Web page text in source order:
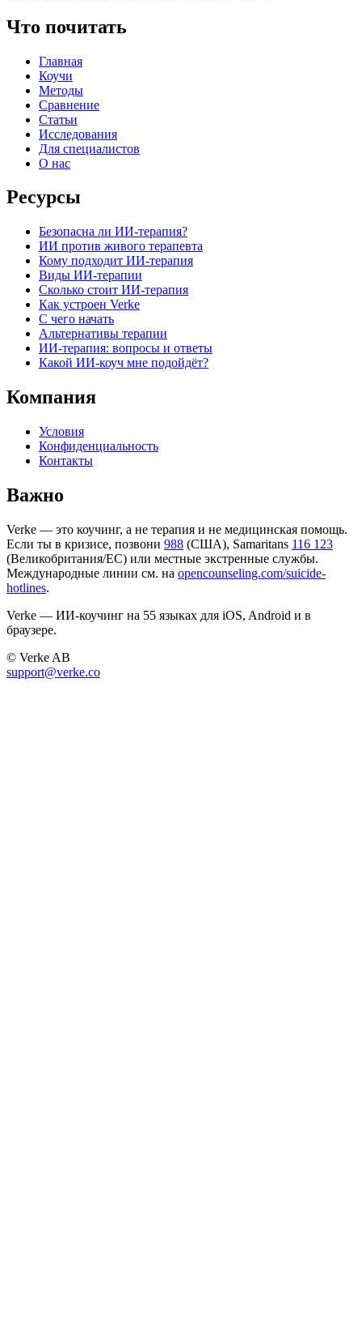
Что почитать
Главная
Коучи
Методы
Сравнение
Статьи
Исследования
Для специалистов
О нас
Ресурсы
Безопасна ли ИИ-терапия?
ИИ против живого терапевта
Кому подходит ИИ-терапия
Виды ИИ-терапии
Сколько стоит ИИ-терапия
Как устроен Verke
С чего начать
Альтернативы терапии
ИИ-терапия: вопросы и ответы
Какой ИИ-коуч мне подойдёт?
Компания
Условия
Конфиденциальность
Контакты
Важно
Verke — это коучинг, а не терапия и не медицинская помощь.
Если ты в кризисе, позвони 988 (США), Samaritans 116 123
(Великобритания/ЕС) или местные экстренные службы.
Международные линии см. на opencounseling.com/suicide-
hotlines.
Verke — ИИ-коучинг на 55 языках для iOS, Android и в
браузере.
© Verke AB
support@verke.co